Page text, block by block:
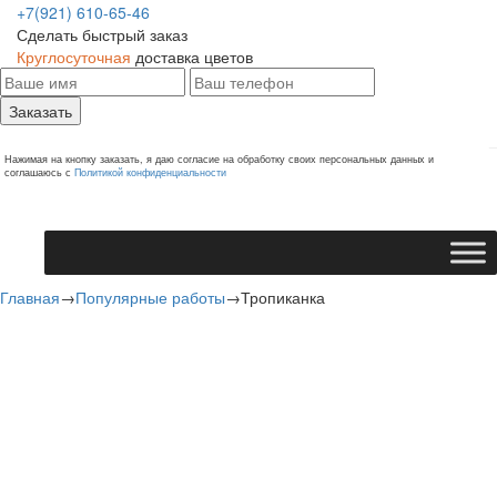
+7(921) 610-65-46
Сделать быстрый заказ
Круглосуточная доставка цветов
Заказать
Нажимая на кнопку заказать, я даю согласие на обработку своих персональных данных и
соглашаюсь с Политикой конфиденциальности
Главная→Популярные работы→Тропиканка